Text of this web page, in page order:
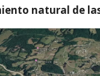
natural de